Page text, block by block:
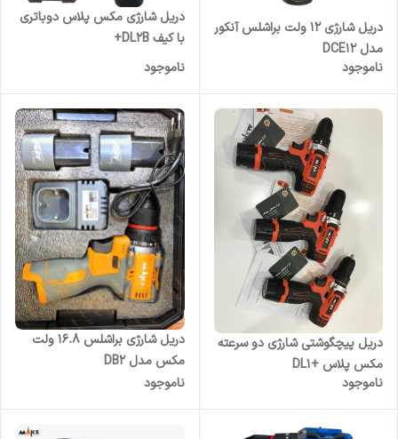
دریل شارژی ۱۲ ولت براشلس آنکور
مدل DCE12
ناموجود
دریل شارژی مکس پلاس دو‌باتری
با کیف DL2B+
ناموجود
دریل پیچگوشتی شارژی دو سرعته
مکس پلاس +DL1
ناموجود
دریل شارژی براشلس ۱۶.۸ ولت
مکس مدل DB2
ناموجود